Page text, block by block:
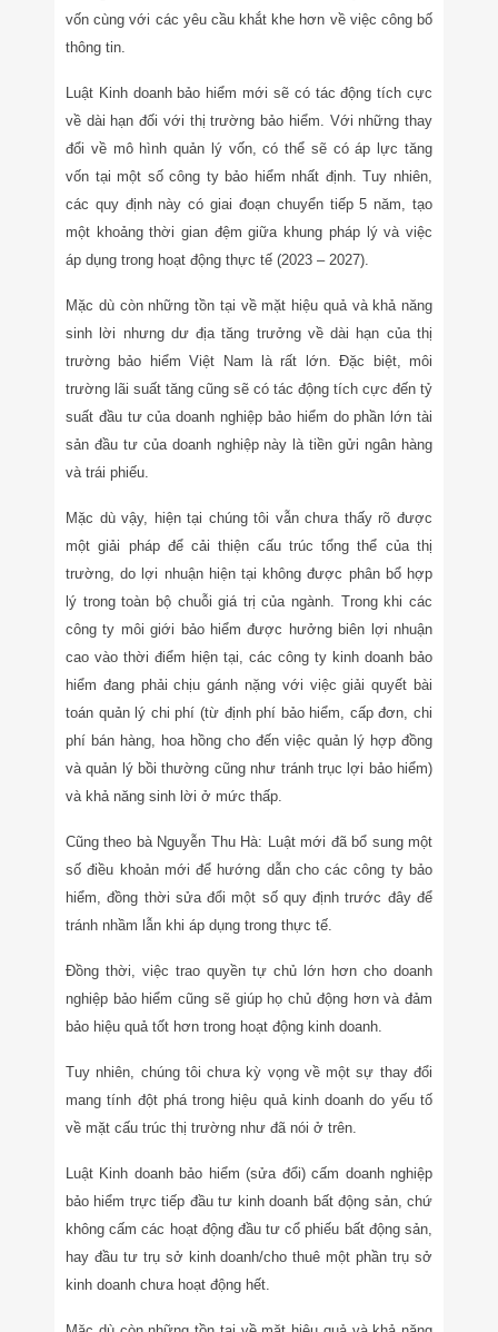
vốn cùng với các yêu cầu khắt khe hơn về việc công bố
thông tin.
Luật Kinh doanh bảo hiểm mới sẽ có tác động tích cực
về dài hạn đối với thị trường bảo hiểm. Với những thay
đổi về mô hình quản lý vốn, có thể sẽ có áp lực tăng
vốn tại một số công ty bảo hiểm nhất định. Tuy nhiên,
các quy định này có giai đoạn chuyển tiếp 5 năm, tạo
một khoảng thời gian đệm giữa khung pháp lý và việc
áp dụng trong hoạt động thực tế (2023 – 2027).
Mặc dù còn những tồn tại về mặt hiệu quả và khả năng
sinh lời nhưng dư địa tăng trưởng về dài hạn của thị
trường bảo hiểm Việt Nam là rất lớn. Đặc biệt, môi
trường lãi suất tăng cũng sẽ có tác động tích cực đến tỷ
suất đầu tư của doanh nghiệp bảo hiểm do phần lớn tài
sản đầu tư của doanh nghiệp này là tiền gửi ngân hàng
và trái phiếu.
Mặc dù vậy, hiện tại chúng tôi vẫn chưa thấy rõ được
một giải pháp để cải thiện cấu trúc tổng thể của thị
trường, do lợi nhuận hiện tại không được phân bổ hợp
lý trong toàn bộ chuỗi giá trị của ngành. Trong khi các
công ty môi giới bảo hiểm được hưởng biên lợi nhuận
cao vào thời điểm hiện tại, các công ty kinh doanh bảo
hiểm đang phải chịu gánh nặng với việc giải quyết bài
toán quản lý chi phí (từ định phí bảo hiểm, cấp đơn, chi
phí bán hàng, hoa hồng cho đến việc quản lý hợp đồng
và quản lý bồi thường cũng như tránh trục lợi bảo hiểm)
và khả năng sinh lời ở mức thấp.
Cũng theo bà Nguyễn Thu Hà: Luật mới đã bổ sung một
số điều khoản mới để hướng dẫn cho các công ty bảo
hiểm, đồng thời sửa đổi một số quy định trước đây để
tránh nhầm lẫn khi áp dụng trong thực tế.
Đồng thời, việc trao quyền tự chủ lớn hơn cho doanh
nghiệp bảo hiểm cũng sẽ giúp họ chủ động hơn và đảm
bảo hiệu quả tốt hơn trong hoạt động kinh doanh.
Tuy nhiên, chúng tôi chưa kỳ vọng về một sự thay đổi
mang tính đột phá trong hiệu quả kinh doanh do yếu tố
về mặt cấu trúc thị trường như đã nói ở trên.
Luật Kinh doanh bảo hiểm (sửa đổi) cấm doanh nghiệp
bảo hiểm trực tiếp đầu tư kinh doanh bất động sản, chứ
không cấm các hoạt động đầu tư cổ phiếu bất động sản,
hay đầu tư trụ sở kinh doanh/cho thuê một phần trụ sở
kinh doanh chưa hoạt động hết.